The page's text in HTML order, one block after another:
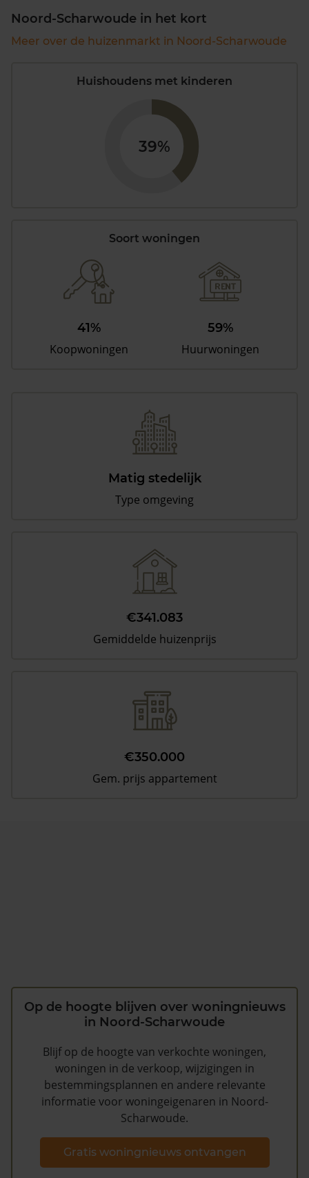
Noord-Scharwoude in het kort
Meer over de huizenmarkt in Noord-Scharwoude
Huishoudens met kinderen
39%
Soort woningen
41%
Koopwoningen
59%
Huurwoningen
Matig stedelijk
Type omgeving
€341.083
Gemiddelde huizenprijs
€350.000
Gem. prijs appartement
Op de hoogte blijven over woningnieuws
in Noord-Scharwoude
Blijf op de hoogte van verkochte woningen,
woningen in de verkoop, wijzigingen in
bestemmingsplannen en andere relevante
informatie voor woningeigenaren in Noord-
Scharwoude.
Gratis woningnieuws ontvangen